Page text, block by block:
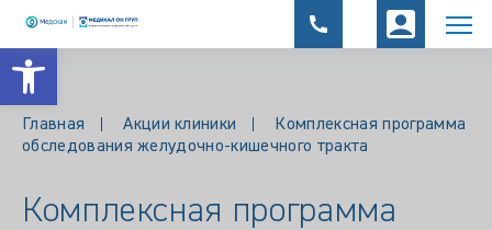
Открыть панель инструментов
Главная Акции клиники
Комплексная программа
обследования желудочно-кишечного тракта
Комплексная программа